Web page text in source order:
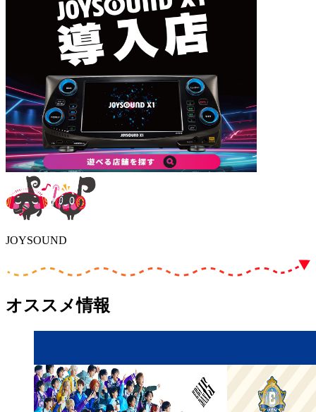
JOYSOUND
オススメ情報